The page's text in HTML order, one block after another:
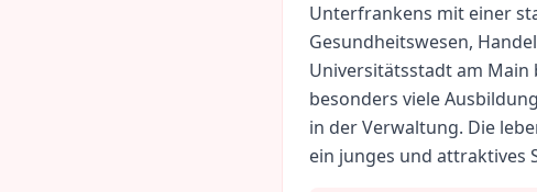
Unterfrankens mit einer
Gesundheitswesen,
Universitätsstadt am
besonders viele
in der Verwaltung. Die
ein junges und attraktives